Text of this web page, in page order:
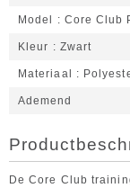
Model Core Club
Kleur Zwart
Materiaal
Ademend
De Core Club